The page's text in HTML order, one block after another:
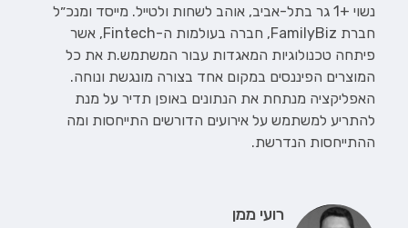
נשוי +1 גר בתל-אביב, אוהב לשחות ולטייל. מייסד ומנכ״ל
חברת FamilyBiz, חברה בעולמות ה-Fintech, אשר
פיתחה טכנולוגיות המאגדות עבור המשתמש.ת את כל
המוצרים הפיננסים במקום אחד בצורה מונגשת ונוחה.
האפליקציה מנתחת את הנתונים באופן תדיר על מנת
להתריע למשתמש על אירועים הדורשים התייחסות ומה
ההתייחסות הנדרשת.
רועי ממן